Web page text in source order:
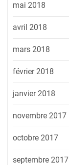
mai 2018
avril 2018
mars 2018
février 2018
janvier 2018
novembre 2017
octobre 2017
septembre 2017